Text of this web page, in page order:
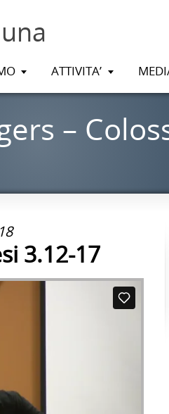
ATTIVITA’
–
3.12-17